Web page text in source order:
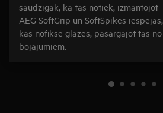
saudzīgāk, kā tas notiek, izmantojot
AEG SoftGrip un SoftSpikes iespējas,
kas nofiksē glāzes, pasargājot tās no
bojājumiem.